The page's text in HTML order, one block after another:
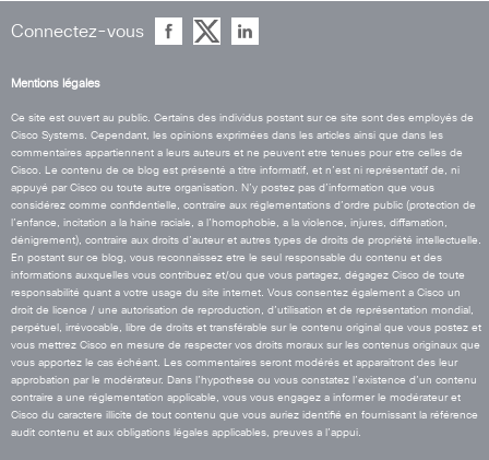
Connectez-vous
Mentions légales
Ce site est ouvert au public. Certains des individus postant sur ce site sont des employés de
Cisco Systems. Cependant, les opinions exprimées dans les articles ainsi que dans les
commentaires appartiennent a leurs auteurs et ne peuvent etre tenues pour etre celles de
Cisco. Le contenu de ce blog est présenté a titre informatif, et n’est ni représentatif de, ni
appuyé par Cisco ou toute autre organisation. N’y postez pas d’information que vous
considérez comme confidentielle, contraire aux réglementations d’ordre public (protection de
l’enfance, incitation a la haine raciale, a l’homophobie, a la violence, injures, diffamation,
dénigrement), contraire aux droits d’auteur et autres types de droits de propriété intellectuelle.
En postant sur ce blog, vous reconnaissez etre le seul responsable du contenu et des
informations auxquelles vous contribuez et/ou que vous partagez, dégagez Cisco de toute
responsabilité quant a votre usage du site internet. Vous consentez également a Cisco un
droit de licence / une autorisation de reproduction, d’utilisation et de représentation mondial,
perpétuel, irrévocable, libre de droits et transférable sur le contenu original que vous postez et
vous mettrez Cisco en mesure de respecter vos droits moraux sur les contenus originaux que
vous apportez le cas échéant. Les commentaires seront modérés et apparaitront des leur
approbation par le modérateur. Dans l’hypothese ou vous constatez l’existence d’un contenu
contraire a une réglementation applicable, vous vous engagez a informer le modérateur et
Cisco du caractere illicite de tout contenu que vous auriez identifié en fournissant la référence
audit contenu et aux obligations légales applicables, preuves a l’appui.